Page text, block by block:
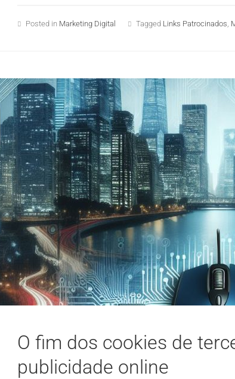
Posted in Marketing Digital Tagged Links Patrocinados,
O fim dos cookies de
publicidade online